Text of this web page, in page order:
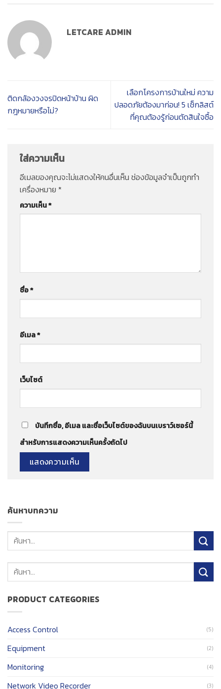
LETCARE ADMIN
ติดกล้องวงจรปิดหน้าบ้าน ผิด
กฎหมายหรือไม่?
เลือกโครงการบ้านใหม่ ความ
ปลอดภัยต้องมาก่อน! 5 เช็กลิสต์
ที่คุณต้องรู้ก่อนตัดสินใจซื้อ
ใส่ความเห็น
อีเมลของคุณจะไม่แสดงให้คนอื่นเห็น ช่องข้อมูลจำเป็นถูกทำ
เครื่องหมาย *
ความเห็น*
ชื่อ*
อีเมล*
เว็บไซต์
บันทึกชื่อ, อีเมล และชื่อเว็บไซต์ของฉันบนเบราว์เซอร์นี้
สำหรับการแสดงความเห็นครั้งถัดไป
ค้นหาบทความ
ค้นหา:
PRODUCT CATEGORIES
Access Control (5)
Equipment (2)
Monitoring (4)
Network Video Recorder (3)